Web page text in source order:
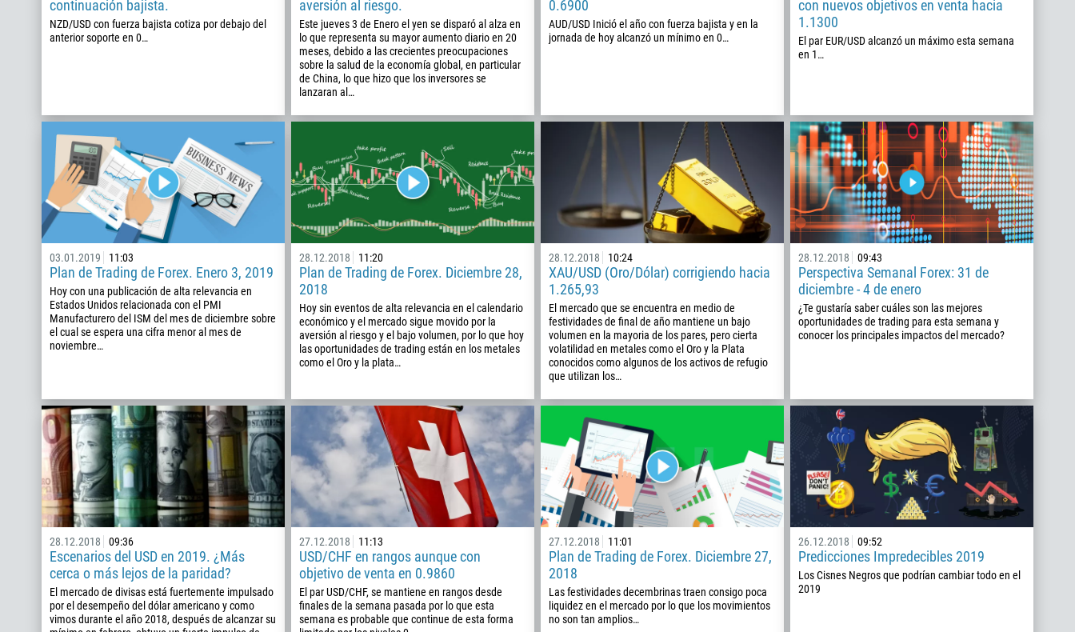
continuación bajista.
NZD/USD con fuerza bajista cotiza por debajo del
anterior soporte en 0…
aversión al riesgo.
Este jueves 3 de Enero el yen se disparó al alza en
lo que representa su mayor aumento diario en 20
meses, debido a las crecientes preocupaciones
sobre la salud de la economía global, en particular
de China, lo que hizo que los inversores se
lanzaran al…
0.6900
AUD/USD Inició el año con fuerza bajista y en la
jornada de hoy alcanzó un mínimo en 0…
con nuevos objetivos en venta hacia
1.1300
El par EUR/USD alcanzó un máximo esta semana
en 1…
03.01.2019 11:03
Plan de Trading de Forex. Enero 3, 2019
Hoy con una publicación de alta relevancia en
Estados Unidos relacionada con el PMI
Manufacturero del ISM del mes de diciembre sobre
el cual se espera una cifra menor al mes de
noviembre…
28.12.2018 11:20
Plan de Trading de Forex. Diciembre 28,
2018
Hoy sin eventos de alta relevancia en el calendario
económico y el mercado sigue movido por la
aversión al riesgo y el bajo volumen, por lo que hoy
las oportunidades de trading están en los metales
como el Oro y la plata…
28.12.2018 10:24
XAU/USD (Oro/Dólar) corrigiendo hacia
1.265,93
El mercado que se encuentra en medio de
festividades de final de año mantiene un bajo
volumen en la mayoria de los pares, pero cierta
volatilidad en metales como el Oro y la Plata
conocidos como algunos de los activos de refugio
que utilizan los…
28.12.2018 09:43
Perspectiva Semanal Forex: 31 de
diciembre - 4 de enero
¿Te gustaría saber cuáles son las mejores
oportunidades de trading para esta semana y
conocer los principales impactos del mercado?
28.12.2018 09:36
Escenarios del USD en 2019. ¿Más
cerca o más lejos de la paridad?
El mercado de divisas está fuertemente impulsado
por el desempeño del dólar americano y como
vimos durante el año 2018, después de alcanzar su
27.12.2018 11:13
USD/CHF en rangos aunque con
objetivo de venta en 0.9860
El par USD/CHF, se mantiene en rangos desde
finales de la semana pasada por lo que esta
semana es probable que continue de esta forma
27.12.2018 11:01
Plan de Trading de Forex. Diciembre 27,
2018
Las festividades decembrinas traen consigo poca
liquidez en el mercado por lo que los movimientos
no son tan amplios…
26.12.2018 09:52
Predicciones Impredecibles 2019
Los Cisnes Negros que podrían cambiar todo en el
2019
Callback
Número telefónico
93
355
376
244
672
1268
374
297
61
Programar una llamada
00:00 23:00
Escribe tu comentario, si es necesario
PEDIR UNA LLAMADA